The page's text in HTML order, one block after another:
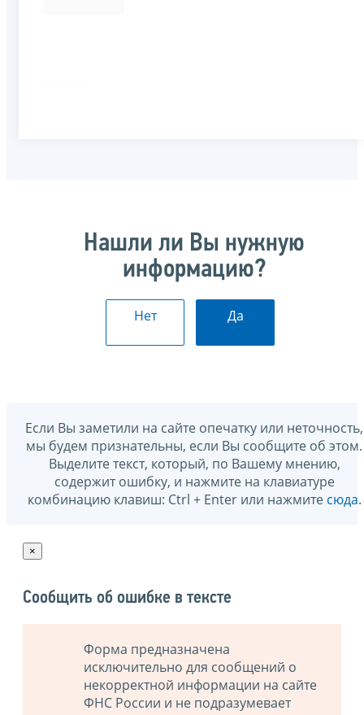
Нашли ли Вы нужную
информацию?
Нет Да
Если Вы заметили на сайте опечатку или неточность,
мы будем признательны, если Вы сообщите об этом.
Выделите текст, который, по Вашему мнению,
содержит ошибку, и нажмите на клавиатуре
комбинацию клавиш: Ctrl + Enter или нажмите сюда.
×
Сообщить об ошибке в тексте
Форма предназначена
исключительно для сообщений о
некорректной информации на сайте
ФНС России и не подразумевает